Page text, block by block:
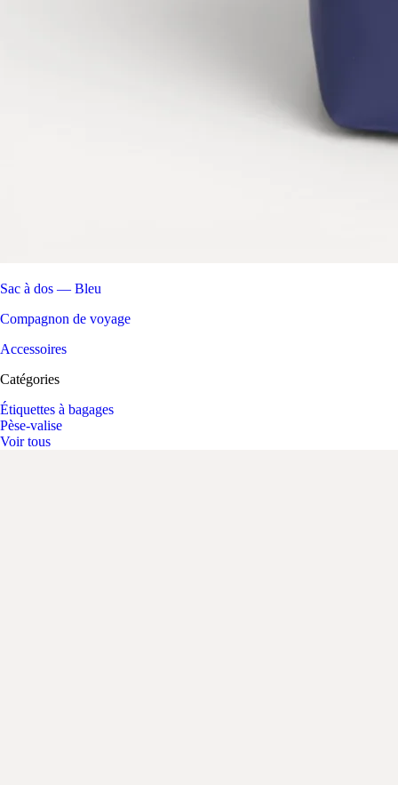
Sac à dos — Bleu
Compagnon de voyage
Accessoires
Catégories
Étiquettes à bagages
Pèse-valise
Voir tous